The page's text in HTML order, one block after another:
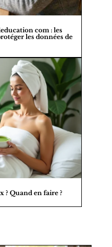
com : les
les données de
? Quand en faire ?